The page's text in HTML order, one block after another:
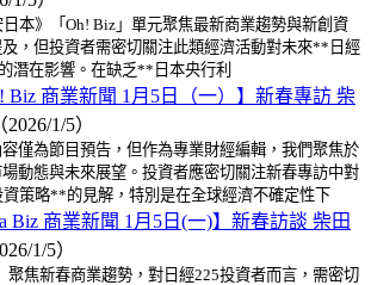
本》「Oh! Biz」單元聚焦最新商業趨勢與新創資
，但投資者需密切關注此類經濟活動對未來**日經
潛在影響。在缺乏**日本央行利
Biz 商業新聞 1月5日（一）】新春專訪 柴
（2026/1/5）
僅為節目預告，但作為專業財經編輯，我們聚焦於
動態與未來展望。投資者應密切關注新春專訪中對
策略**的見解，特別是在全球經濟不確定性下
Biz 商業新聞 1月5日(一)】新春訪談 柴田
1/5）
聚焦新春商業趨勢，對日經225投資者而言，需密切